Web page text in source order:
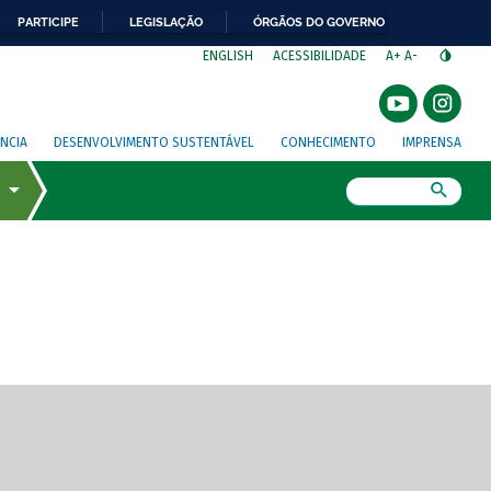
PARTICIPE LEGISLAÇÃO ÓRGÃOS DO GOVERNO
ENGLISH ACESSIBILIDADE A+ A-
DESENVOLVIMENTO SUSTENTÁVEL CONHECIMENTO IMPRENSA
de tela